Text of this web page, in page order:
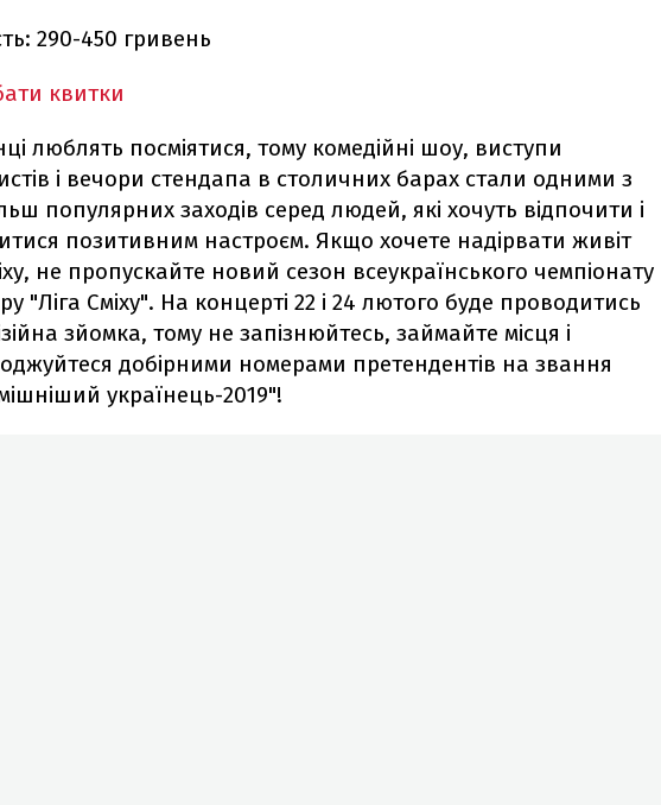
290-450 гривень
квитки
люблять посміятися, тому комедійні шоу, виступи
і вечори стендапа в столичних барах стали одними з
популярних заходів серед людей, які хочуть відпочити і
позитивним настроєм. Якщо хочете надірвати живіт
не пропускайте новий сезон всеукраїнського чемпіонату
"Ліга Сміху". На концерті 22 і 24 лютого буде проводитись
зйомка, тому не запізнюйтесь, займайте місця і
добірними номерами претендентів на звання
українець-2019"!